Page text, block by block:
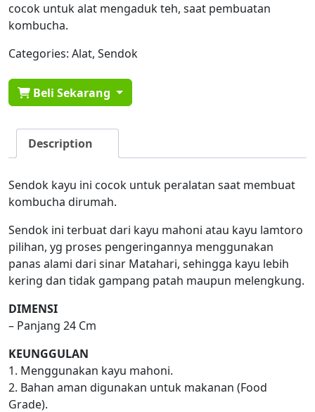
cocok untuk alat mengaduk teh, saat pembuatan
kombucha.
Categories: Alat, Sendok
Beli Sekarang
Description
Sendok kayu ini cocok untuk peralatan saat membuat
kombucha dirumah.
Sendok ini terbuat dari kayu mahoni atau kayu lamtoro
pilihan, yg proses pengeringannya menggunakan
panas alami dari sinar Matahari, sehingga kayu lebih
kering dan tidak gampang patah maupun melengkung.
DIMENSI
– Panjang 24 Cm
KEUNGGULAN
1. Menggunakan kayu mahoni.
2. Bahan aman digunakan untuk makanan (Food
Grade).